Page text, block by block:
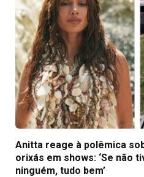
Anitta reage à polêmica
orixás em shows: ‘Se não
ninguém, tudo bem’